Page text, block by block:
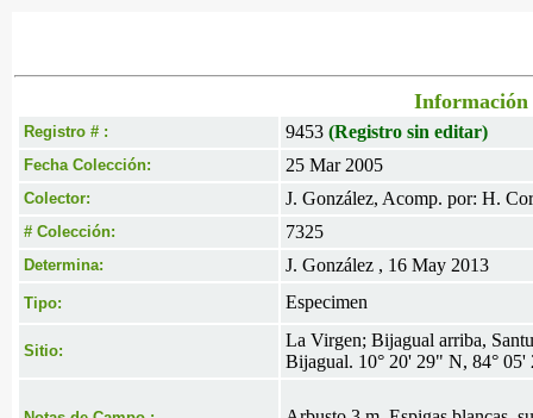
Información
Registro # : 9453 (Registro sin editar)
Fecha Colección: 25 Mar 2005
Colector: J. González, Acomp. por: H.
# Colección: 7325
Determina: J. González , 16 May 2013
Tipo: Especimen
Sitio:
La Virgen; Bijagual arriba,
Bijagual. 10° 20' 29" N, 84°